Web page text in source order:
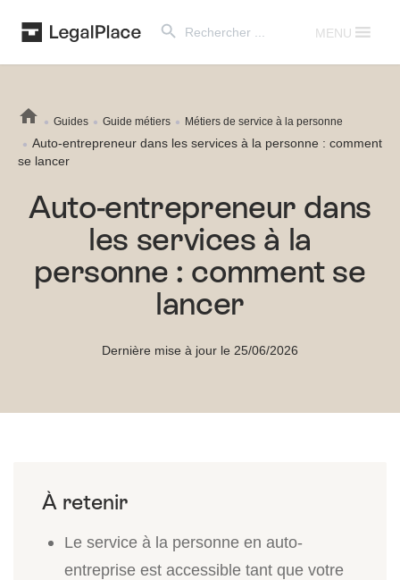
for:
MENU
Guides Guide métiers Métiers de service à la personne
Auto-entrepreneur dans les services à la personne : comment
se lancer
Auto-entrepreneur dans
les services à la
personne : comment se
lancer
Dernière mise à jour le 25/06/2026
Le service à la personne en auto-
entreprise est accessible tant que votre